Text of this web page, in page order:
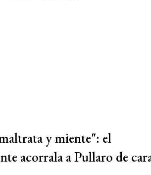
y miente": el
acorrala a Pullaro de